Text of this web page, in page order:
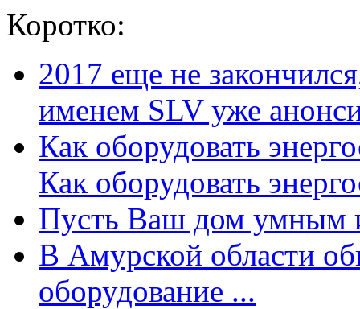
Коротко:
2017 еще не
именем SLV уже
Как оборудовать
Как оборудовать
Пусть Ваш дом умным
В Амурской области
оборудование ...